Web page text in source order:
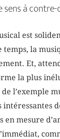
sens à
est
temps, la
Et,
la plus
de l’exemple
intéressantes
en mesure